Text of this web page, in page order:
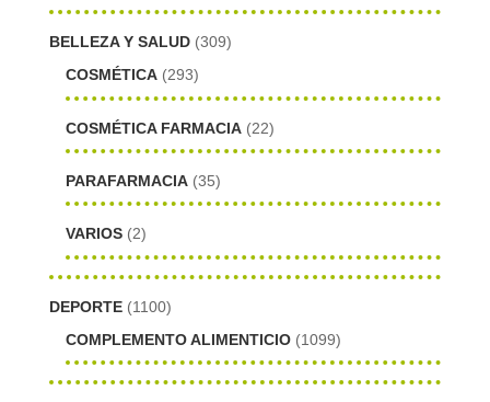
BELLEZA Y SALUD (309)
COSMÉTICA (293)
COSMÉTICA FARMACIA (22)
PARAFARMACIA (35)
VARIOS (2)
DEPORTE (1100)
COMPLEMENTO ALIMENTICIO (1099)